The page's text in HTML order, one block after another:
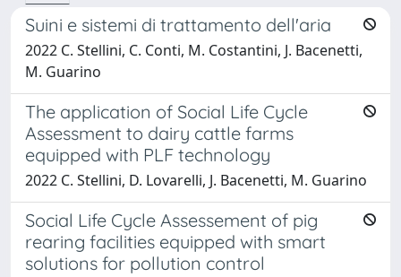
Suini e sistemi di trattamento dell'aria
2022 C. Stellini, C. Conti, M. Costantini, J. Bacenetti,
M. Guarino
The application of Social Life Cycle
Assessment to dairy cattle farms
equipped with PLF technology
2022 C. Stellini, D. Lovarelli, J. Bacenetti, M. Guarino
Social Life Cycle Assessement of pig
rearing facilities equipped with smart
solutions for pollution control